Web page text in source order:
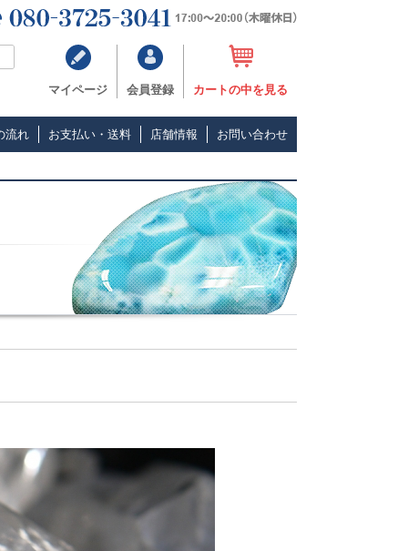
マイページ 会員登録 カートの中を見る
流れ お支払い・送料 店舗情報 お問い合わせ